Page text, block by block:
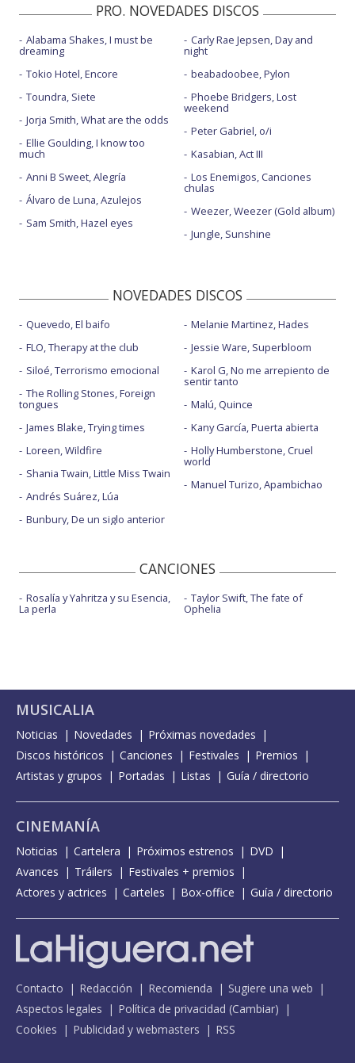
PRO. NOVEDADES DISCOS
Alabama Shakes, I must be
dreaming
Tokio Hotel, Encore
Toundra, Siete
Jorja Smith, What are the odds
Ellie Goulding, I know too
much
Anni B Sweet, Alegría
Álvaro de Luna, Azulejos
Sam Smith, Hazel eyes
Carly Rae Jepsen, Day and
night
beabadoobee, Pylon
Phoebe Bridgers, Lost
weekend
Peter Gabriel, o/i
Kasabian, Act III
Los Enemigos, Canciones
chulas
Weezer, Weezer (Gold album)
Jungle, Sunshine
NOVEDADES DISCOS
Quevedo, El baifo
FLO, Therapy at the club
Siloé, Terrorismo emocional
The Rolling Stones, Foreign
tongues
James Blake, Trying times
Loreen, Wildfire
Shania Twain, Little Miss Twain
Andrés Suárez, Lúa
Bunbury, De un siglo anterior
Melanie Martinez, Hades
Jessie Ware, Superbloom
Karol G, No me arrepiento de
sentir tanto
Malú, Quince
Kany García, Puerta abierta
Holly Humberstone, Cruel
world
Manuel Turizo, Apambichao
CANCIONES
Rosalía y Yahritza y su Esencia,
La perla
Taylor Swift, The fate of
Ophelia
MUSICALIA
Noticias Novedades
Próximas novedades
Discos históricos
Canciones Festivales
Premios
Artistas y grupos
Portadas Listas Guía / directorio
CINEMANÍA
Noticias Cartelera Próximos estrenos
DVD
Avances
Tráilers
Festivales + premios
Actores y actrices
Carteles Box-office Guía / directorio
Contacto Redacción Recomienda
Sugiere una web
Aspectos legales
Política de privacidad (Cambiar)
Cookies
Publicidad y webmasters RSS